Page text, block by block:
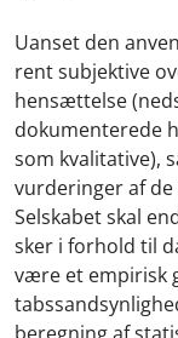
Uanset den
rent subjektive
hensættelse
dokumenterede
som kvalitative),
vurderinger af
Selskabet skal
sker i forhold til
være et empirisk